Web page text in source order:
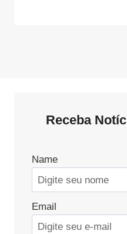
Receba
Name
Email